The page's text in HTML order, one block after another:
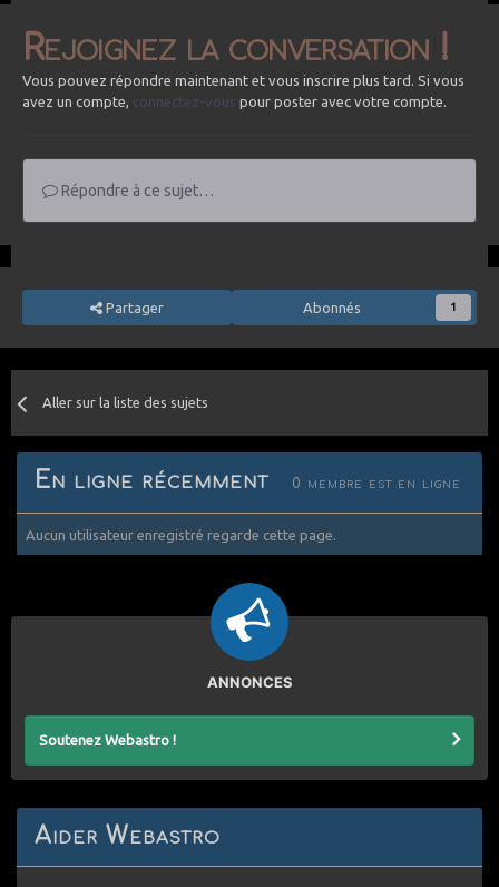
Rejoignez la conversation !
Vous pouvez répondre maintenant et vous inscrire plus tard. Si vous
avez un compte, connectez-vous pour poster avec votre compte.
Répondre à ce sujet…
Partager Abonnés 1
Aller sur la liste des sujets
En ligne récemment 0 membre est en ligne
Aucun utilisateur enregistré regarde cette page.
ANNONCES
Soutenez Webastro !
Aider Webastro